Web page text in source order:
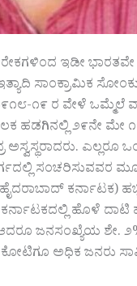
ಇಡೀ
ಸಾಂಕ್ರಾಮಿಕ
೧೯ ರ ವೇಳೆ
ಹಡಗಿನಲ್ಲಿ ೨೯ನೇ ಮೇ
ಎಲ್ಲರೂ
ಸಂಚರಿಸುವವರ
ಕರ್ನಾಟಕ)
ಹೊಳೆ ದಾಟಿ
ಜನಸಂಖ್ಯೆಯ ಶೇ.
ಅಧಿಕ ಜನರು